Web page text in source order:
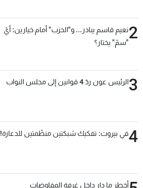
2نعيم قاسم يبادر... و"الحزب" أمام خيارين: أيّ
"سمّ" يختار؟
3الرئيس عون ردّ 4 قوانين إلى مجلس النواب
4في بيروت: تفكيك شبكتين منظّمتين للدعارة!
أخطر ما دار داخل غرفة المفاوضات